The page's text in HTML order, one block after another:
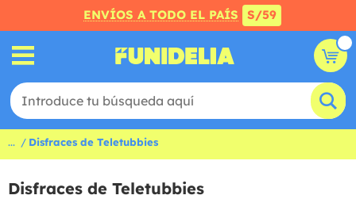
ENVÍOS A TODO EL PAÍS S/59
... Disfraces de Teletubbies
Disfraces de Teletubbies